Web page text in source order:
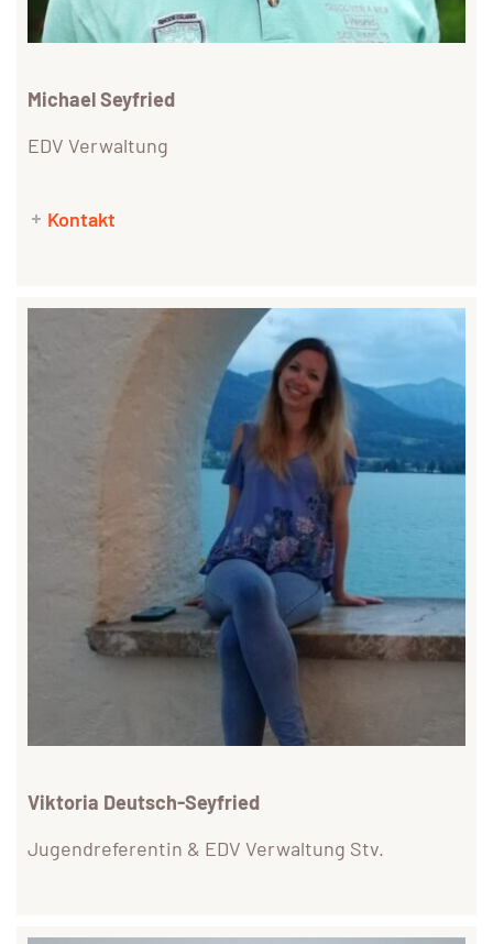
Michael Seyfried
EDV Verwaltung
Kontakt
Viktoria Deutsch-Seyfried
Jugendreferentin & EDV Verwaltung Stv.